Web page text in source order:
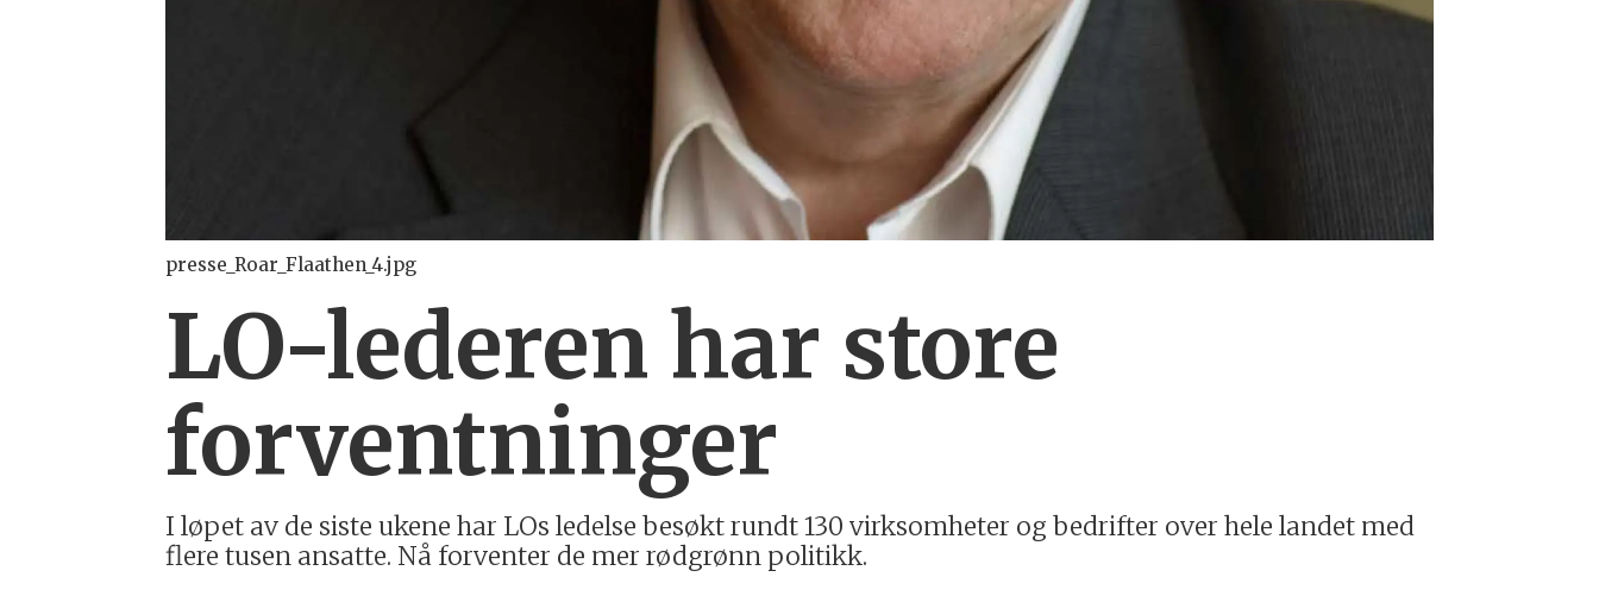
presse_Roar_Flaathen_4.jpg
LO-lederen har store
forventninger
I løpet av de siste ukene har LOs ledelse besøkt rundt 130 virksomheter og bedrifter over hele landet med
flere tusen ansatte. Nå forventer de mer rødgrønn politikk.